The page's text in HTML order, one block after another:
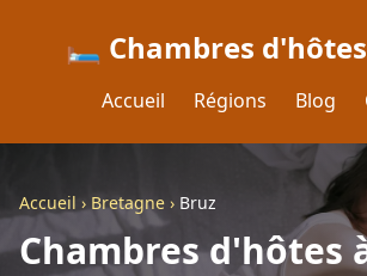
🛏️ Chambres
Accueil Régions Blog
Accueil › Bretagne › Bruz
Chambres d'hôtes